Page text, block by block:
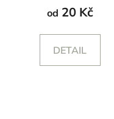
od 20 Kč
DETAIL